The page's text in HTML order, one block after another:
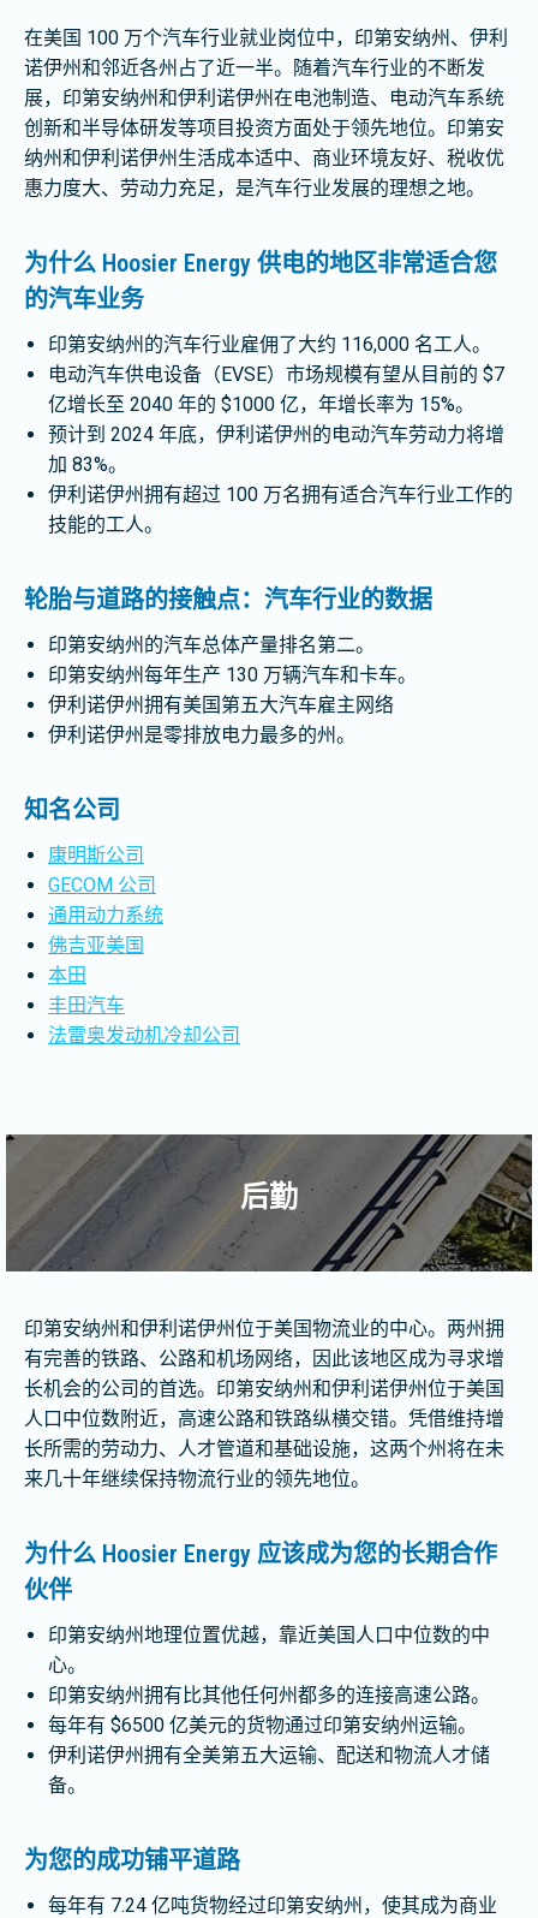
在美国 100 万个汽车行业就业岗位中，印第安纳州、伊利
诺伊州和邻近各州占了近一半。随着汽车行业的不断发
展，印第安纳州和伊利诺伊州在电池制造、电动汽车系统
创新和半导体研发等项目投资方面处于领先地位。印第安
纳州和伊利诺伊州生活成本适中、商业环境友好、税收优
惠力度大、劳动力充足，是汽车行业发展的理想之地。
为什么 Hoosier Energy 供电的地区非常适合您
的汽车业务
印第安纳州的汽车行业雇佣了大约 116,000 名工人。
电动汽车供电设备（EVSE）市场规模有望从目前的 $7
亿增长至 2040 年的 $1000 亿，年增长率为 15%。
预计到 2024 年底，伊利诺伊州的电动汽车劳动力将增
加 83%。
伊利诺伊州拥有超过 100 万名拥有适合汽车行业工作的
技能的工人。
轮胎与道路的接触点：汽车行业的数据
印第安纳州的汽车总体产量排名第二。
印第安纳州每年生产 130 万辆汽车和卡车。
伊利诺伊州拥有美国第五大汽车雇主网络
伊利诺伊州是零排放电力最多的州。
知名公司
康明斯公司
GECOM 公司
通用动力系统
佛吉亚美国
本田
丰田汽车
法雷奥发动机冷却公司
后勤
印第安纳州和伊利诺伊州位于美国物流业的中心。两州拥
有完善的铁路、公路和机场网络，因此该地区成为寻求增
长机会的公司的首选。印第安纳州和伊利诺伊州位于美国
人口中位数附近，高速公路和铁路纵横交错。凭借维持增
长所需的劳动力、人才管道和基础设施，这两个州将在未
来几十年继续保持物流行业的领先地位。
为什么 Hoosier Energy 应该成为您的长期合作
伙伴
印第安纳州地理位置优越，靠近美国人口中位数的中
心。
印第安纳州拥有比其他任何州都多的连接高速公路。
每年有 $6500 亿美元的货物通过印第安纳州运输。
伊利诺伊州拥有全美第五大运输、配送和物流人才储
备。
为您的成功铺平道路
每年有 7.24 亿吨货物经过印第安纳州，使其成为商业